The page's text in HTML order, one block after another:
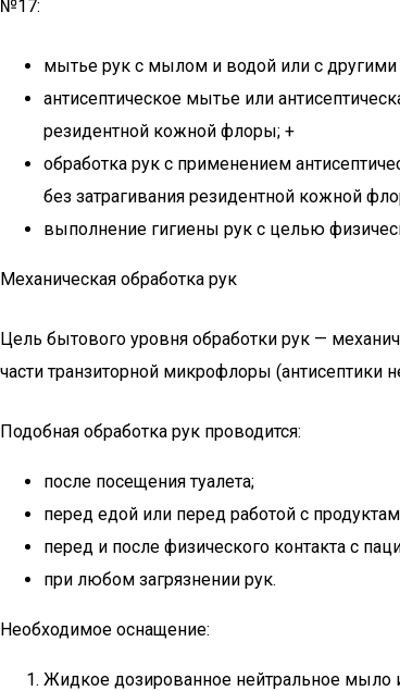
№17:
мытье рук с мылом и водой или с
антисептическое мытье или
резидентной кожной флоры; +
обработка рук с применением
без затрагивания резидентной кожной
выполнение гигиены рук с целью
Механическая обработка рук
Цель бытового уровня обработки рук —
части транзиторной микрофлоры (антисептики
Подобная обработка рук проводится:
после посещения туалета;
перед едой или перед работой с
перед и после физического контакта с
при любом загрязнении рук.
Необходимое оснащение:
Жидкое дозированное нейтральное мыло